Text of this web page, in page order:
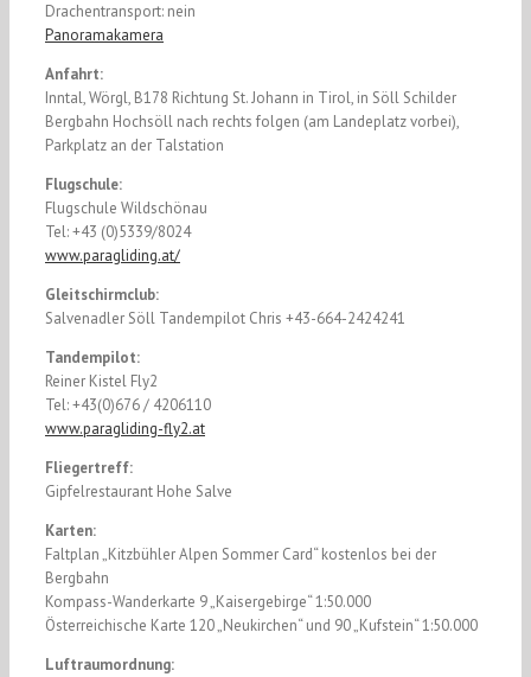
Drachentransport: nein
Panoramakamera
Anfahrt:
Inntal, Wörgl, B178 Richtung St. Johann in Tirol, in Söll Schilder
Bergbahn Hochsöll nach rechts folgen (am Landeplatz vorbei),
Parkplatz an der Talstation
Flugschule:
Flugschule Wildschönau
Tel: +43 (0)5339/8024
www.paragliding.at/
Gleitschirmclub:
Salvenadler Söll Tandempilot Chris +43-664-2424241
Tandempilot:
Reiner Kistel Fly2
Tel: +43(0)676 / 4206110
www.paragliding-fly2.at
Fliegertreff:
Gipfelrestaurant Hohe Salve
Karten:
Faltplan „Kitzbühler Alpen Sommer Card“ kostenlos bei der
Bergbahn
Kompass-Wanderkarte 9 „Kaisergebirge“ 1:50.000
Österreichische Karte 120 „Neukirchen“ und 90 „Kufstein“ 1:50.000
Luftraumordnung: